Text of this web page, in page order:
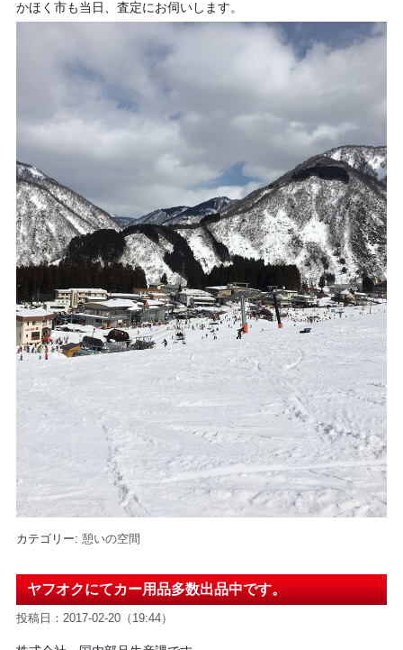
かほく市も当日、査定にお伺いします。
カテゴリー: 憩いの空間
ヤフオクにてカー用品多数出品中です。
投稿日：2017-02-20（19:44）